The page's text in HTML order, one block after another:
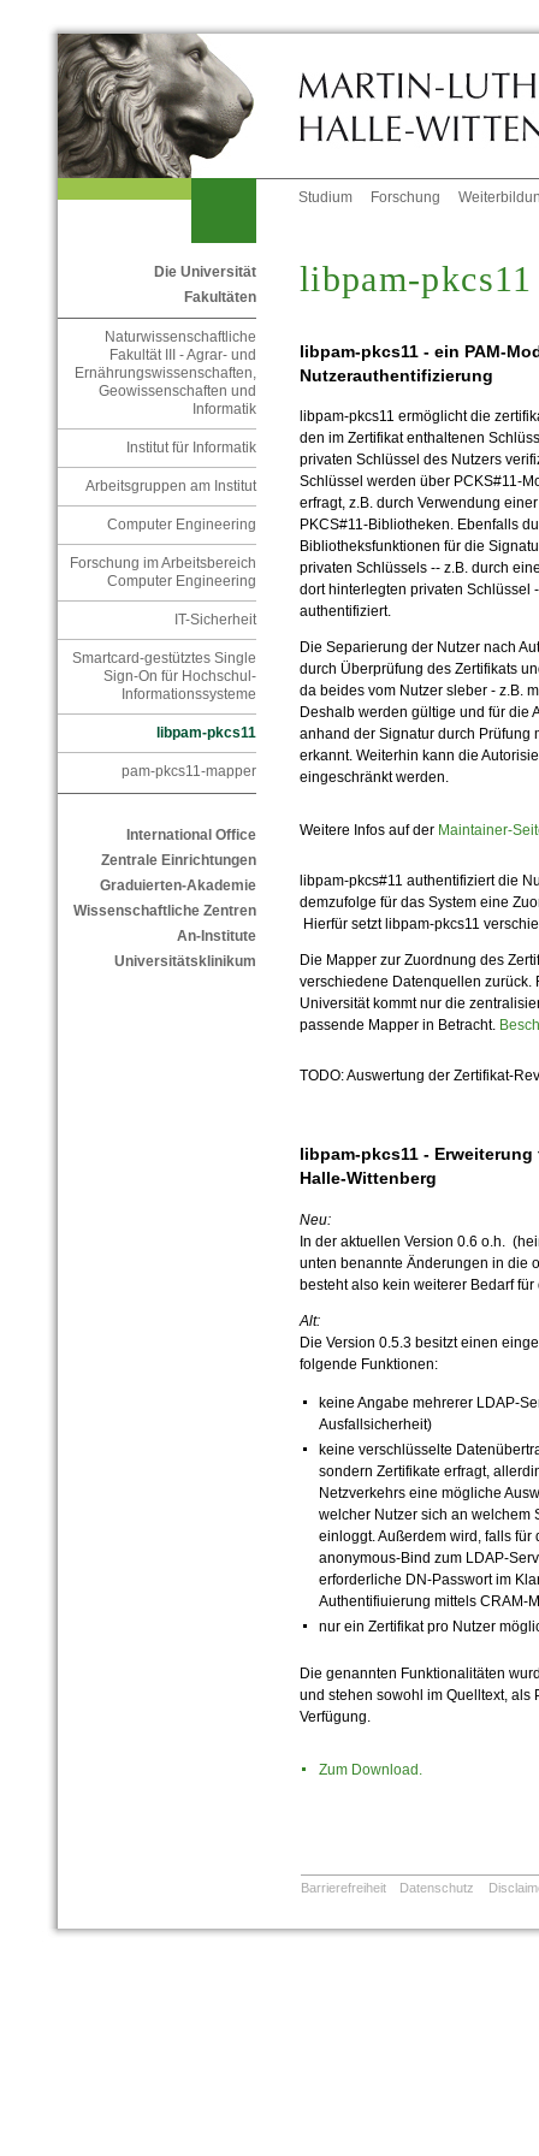
Studium Forschung
Die Universität
Fakultäten
Naturwissenschaftliche
Fakultät III - Agrar- und
Ernährungswissenschaften,
Geowissenschaften und
Informatik
Institut für Informatik
Arbeitsgruppen am Institut
Computer Engineering
Forschung im Arbeitsbereich
Computer Engineering
IT-Sicherheit
Smartcard-gestütztes Single
Sign-On für Hochschul-
Informationssysteme
libpam-pkcs11
pam-pkcs11-mapper
International Office
Zentrale Einrichtungen
Graduierten-Akademie
Wissenschaftliche Zentren
An-Institute
Universitätsklinikum
libpam-pkcs11
libpam-pkcs11 - ein PAM-
Nutzerauthentifizierung
libpam-pkcs11 ermöglicht die
den im Zertifikat enthaltenen
privaten Schlüssel des Nutzers
Schlüssel werden über PCKS#11-
erfragt, z.B. durch Verwendung
PKCS#11-Bibliotheken. Ebenfalls
Bibliotheksfunktionen für die
privaten Schlüssels -- z.B. durch
dort hinterlegten privaten Schlüssel
authentifiziert.
Die Separierung der Nutzer nach
durch Überprüfung des Zertifikats
da beides vom Nutzer sleber - z.B.
Deshalb werden gültige und für die
anhand der Signatur durch Prüfung
erkannt. Weiterhin kann die
eingeschränkt werden.
Weitere Infos auf der Maintainer-
libpam-pkcs#11 authentifiziert die
demzufolge für das System eine
Hierfür setzt libpam-pkcs11
Die Mapper zur Zuordnung des
verschiedene Datenquellen zurück.
Universität kommt nur die
passende Mapper in Betracht.
TODO: Auswertung der Zertifikat-
libpam-pkcs11 -
Halle-Wittenberg
Neu:
In der aktuellen Version 0.6 o.h.
unten benannte Änderungen in die
besteht also kein weiterer Bedarf
Alt:
Die Version 0.5.3 besitzt einen
folgende Funktionen:
keine Angabe mehrerer LDAP-
Ausfallsicherheit)
keine verschlüsselte
sondern Zertifikate erfragt,
Netzverkehrs eine mögliche
welcher Nutzer sich an welchem
einloggt. Außerdem wird, falls für
anonymous-Bind zum LDAP-
erforderliche DN-Passwort im
Authentifiuierung mittels CRAM-
nur ein Zertifikat pro Nutzer
Die genannten Funktionalitäten
und stehen sowohl im Quelltext, als
Verfügung.
Zum Download.
Barrierefreiheit Datenschutz